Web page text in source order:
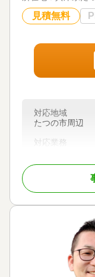
対応地域
兵庫県・大阪府
対応業務
遺言書 / 遺産
続き / 銀行手続
可 / 初回相談無
可 / 事務所面談可
見積無料
対応地域
たつの市周辺
対応業務
遺産分割 / 相続